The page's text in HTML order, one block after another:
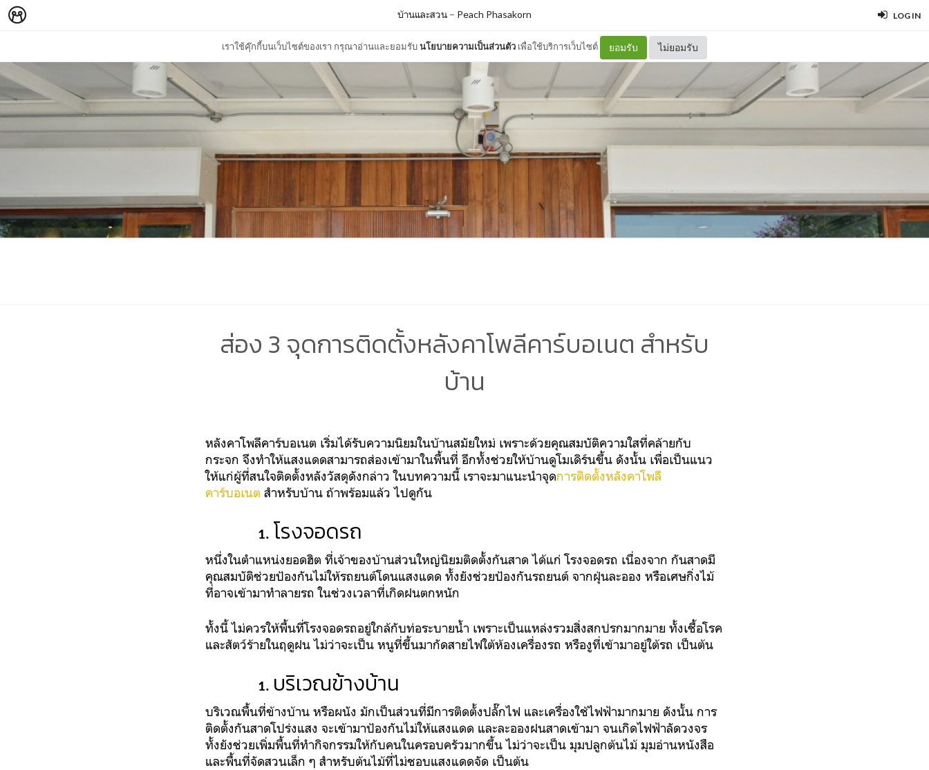
LOG IN
เราใช้คุ๊กกี้บนเว็บไซต์ของเรา กรุณาอ่านและยอมรับนโยบายความเป็นส่วนตัว เพื่อใช้บริการเว็บไซต์ ยอมรับ ไม่ยอมรับ
บ้านและสวน – Peach Phasakorn
ส่อง 3 จุดการติดตั้งหลังคาโพลีคาร์บอเนต สำหรับ
บ้าน
หลังคาโพลีคาร์บอเนต เริ่มได้รับความนิยมในบ้านสมัยใหม่ เพราะด้วยคุณสมบัติความใสที่คล้ายกับ
กระจก จึงทำให้แสงแดดสามารถส่องเข้ามาในพื้นที่ อีกทั้งช่วยให้บ้านดูโมเดิร์นขึ้น ดังนั้น เพื่อเป็นแนว
ให้แก่ผู้ที่สนใจติดตั้งหลังวัสดุดังกล่าว ในบทความนี้ เราจะมาแนะนำจุดการติดตั้งหลังคาโพลี
คาร์บอเนต สำหรับบ้าน ถ้าพร้อมแล้ว ไปดูกัน
โรงจอดรถ
หนึ่งในตำแหน่งยอดฮิต ที่เจ้าของบ้านส่วนใหญ่นิยมติดตั้งกันสาด ได้แก่ โรงจอดรถ เนื่องจาก กันสาดมี
คุณสมบัติช่วยป้องกันไม่ให้รถยนต์โดนแสงแดด ทั้งยังช่วยป้องกันรถยนต์ จากฝุ่นละออง หรือเศษกิ่งไม้
ที่อาจเข้ามาทำลายรถ ในช่วงเวลาที่เกิดฝนตกหนัก
ทั้งนี้ ไม่ควรให้พื้นที่โรงจอดรถอยู่ใกล้กับท่อระบายน้ำ เพราะเป็นแหล่งรวมสิ่งสกปรกมากมาย ทั้งเชื้อโรค
และสัตว์ร้ายในฤดูฝน ไม่ว่าจะเป็น หนูที่ขึ้นมากัดสายไฟใต้ห้องเครื่องรถ หรืองูที่เข้ามาอยู่ใต้รถ เป็นต้น
บริเวณข้างบ้าน
บริเวณพื้นที่ข้างบ้าน หรือผนัง มักเป็นส่วนที่มีการติดตั้งปลั๊กไฟ และเครื่องใช้ไฟฟ้ามากมาย ดังนั้น การ
ติดตั้งกันสาดโปร่งแสง จะเข้ามาป้องกันไม่ให้แสงแดด และละอองฝนสาดเข้ามา จนเกิดไฟฟ้าลัดวงจร
ทั้งยังช่วยเพิ่มพื้นที่ทำกิจกรรมให้กับคนในครอบครัวมากขึ้น ไม่ว่าจะเป็น มุมปลูกต้นไม้ มุมอ่านหนังสือ
และพื้นที่จัดสวนเล็ก ๆ สำหรับต้นไม้ที่ไม่ชอบแสงแดดจัด เป็นต้น